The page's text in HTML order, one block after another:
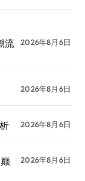
流
2026年8月6日
2026年8月6日
2026年8月6日
2026年8月6日